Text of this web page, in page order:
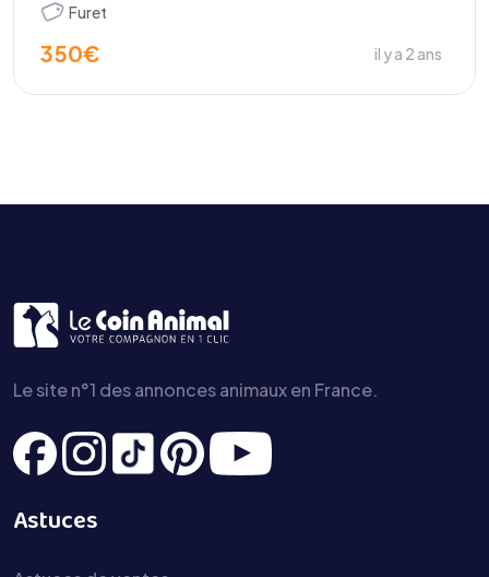
Furet
350€ il y a 2 ans
Le site n°1 des annonces animaux en France.
Astuces